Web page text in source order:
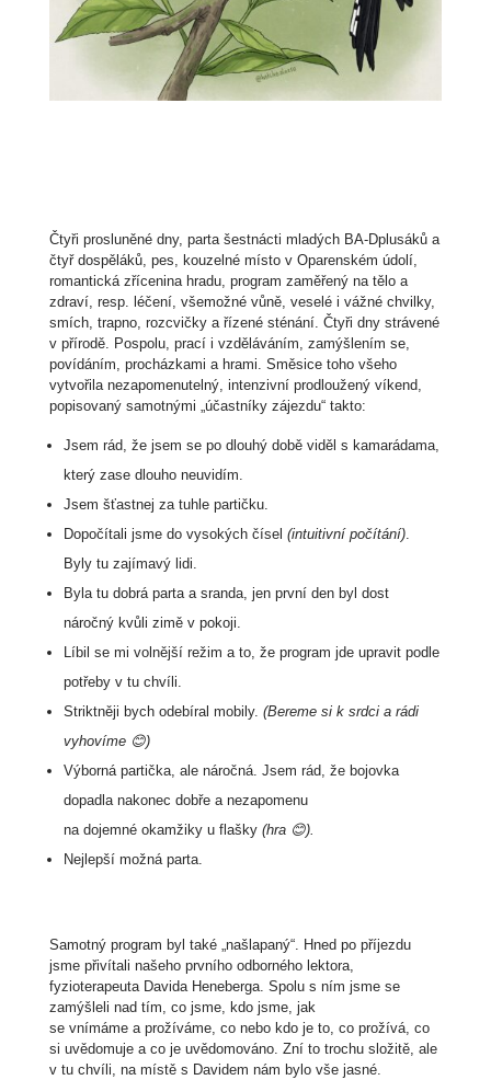
Čtyři prosluněné dny, parta šestnácti mladých BA-Dplusáků a
čtyř dospěláků, pes, kouzelné místo v Oparenském údolí,
romantická zřícenina hradu, program zaměřený na tělo a
zdraví, resp. léčení, všemožné vůně, veselé i vážné chvilky,
smích, trapno, rozcvičky a řízené sténání. Čtyři dny strávené
v přírodě. Pospolu, prací i vzděláváním, zamýšlením se,
povídáním, procházkami a hrami. Směsice toho všeho
vytvořila nezapomenutelný, intenzivní prodloužený víkend,
popisovaný samotnými „účastníky zájezdu“ takto:
Jsem rád, že jsem se po dlouhý době viděl s kamarádama,
který zase dlouho neuvidím.
Jsem šťastnej za tuhle partičku.
Dopočítali jsme do vysokých čísel (intuitivní počítání).
Byly tu zajímavý lidi.
Byla tu dobrá parta a sranda, jen první den byl dost
náročný kvůli zimě v pokoji.
Líbil se mi volnější režim a to, že program jde upravit podle
potřeby v tu chvíli.
Striktněji bych odebíral mobily. (Bereme si k srdci a rádi
vyhovíme 😊)
Výborná partička, ale náročná. Jsem rád, že bojovka
dopadla nakonec dobře a nezapomenu
na dojemné okamžiky u flašky (hra 😊).
Nejlepší možná parta.
Samotný program byl také „našlapaný“. Hned po příjezdu
jsme přivítali našeho prvního odborného lektora,
fyzioterapeuta Davida Heneberga. Spolu s ním jsme se
zamýšleli nad tím, co jsme, kdo jsme, jak
se vnímáme a prožíváme, co nebo kdo je to, co prožívá, co
si uvědomuje a co je uvědomováno. Zní to trochu složitě, ale
v tu chvíli, na místě s Davidem nám bylo vše jasné.